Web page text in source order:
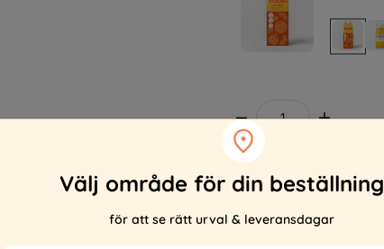
Välj område för din beställning
för att se rätt urval & leveransdagar